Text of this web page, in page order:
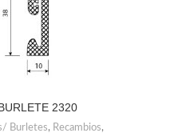
2320
Burletes, Recambios,